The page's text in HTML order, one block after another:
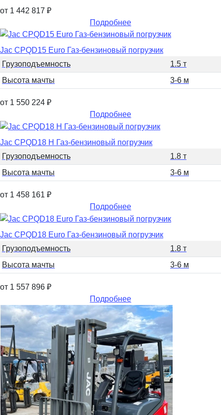
от 1 442 817 ₽
Подробнее
Jac CPQD15 Euro Газ-бензиновый погрузчик
Грузоподъемность
1.5 т
Высота мачты
3-6 м
от 1 550 224 ₽
Подробнее
Jac CPQD18 H Газ-бензиновый погрузчик
Грузоподъемность
1.8 т
Высота мачты
3-6 м
от 1 458 161 ₽
Подробнее
Jac CPQD18 Euro Газ-бензиновый погрузчик
Грузоподъемность
1.8 т
Высота мачты
3-6 м
от 1 557 896 ₽
Подробнее